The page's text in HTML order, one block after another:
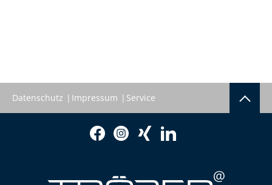
Datenschutz Impressum Service